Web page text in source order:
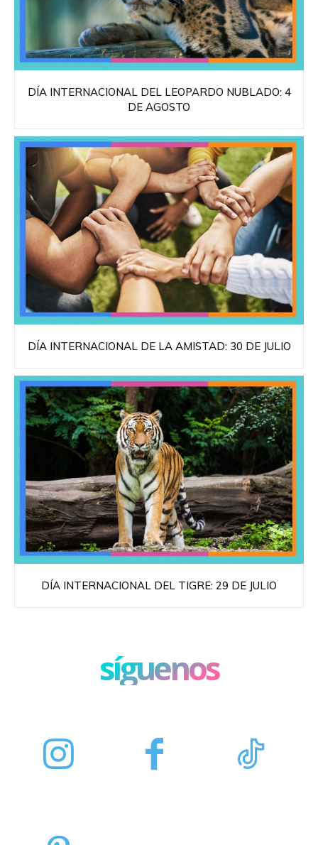
DÍA INTERNACIONAL DEL LEOPARDO NUBLADO: 4
DE AGOSTO
DÍA INTERNACIONAL DE LA AMISTAD: 30 DE JULIO
DÍA INTERNACIONAL DEL TIGRE: 29 DE JULIO
síguenos